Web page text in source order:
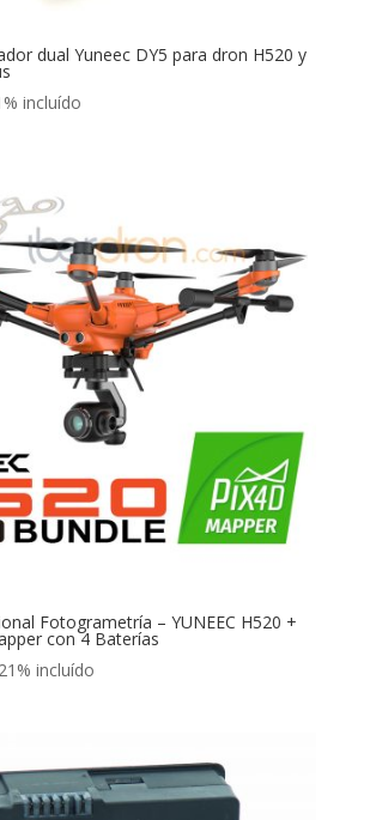
dual Yuneec DY5 para dron H520 y
incluído
Fotogrametría – YUNEEC H520 +
con 4 Baterías
incluído